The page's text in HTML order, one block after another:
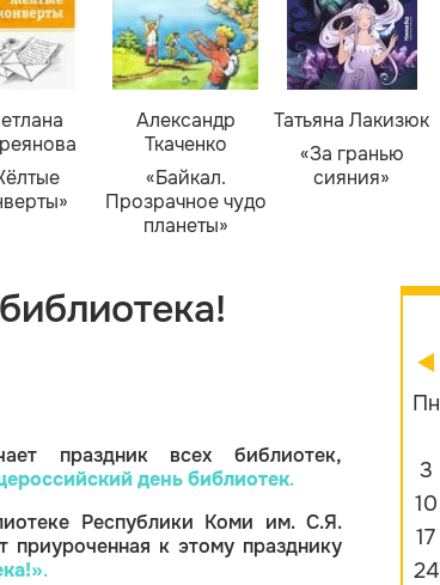
Александр
Ткаченко
«Байкал.
Прозрачное чудо
планеты»
Татьяна Лакизюк
«За гранью
сияния»
праздник всех библиотек,
день библиотек.
Республики Коми им. С.Я.
приуроченная к этому празднику
.
Пн
3
10
17
24